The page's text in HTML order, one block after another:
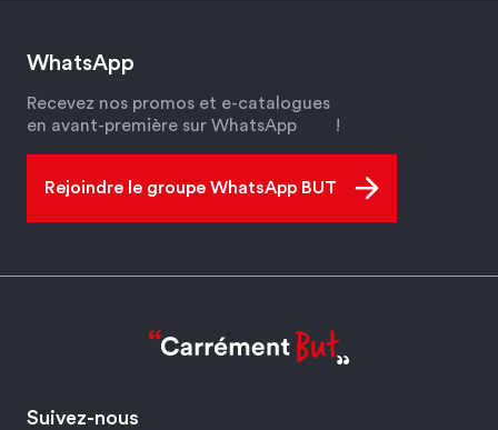
WhatsApp
Recevez nos promos et e-catalogues
en avant-première sur WhatsApp
!
Rejoindre le groupe WhatsApp BUT
Suivez-nous